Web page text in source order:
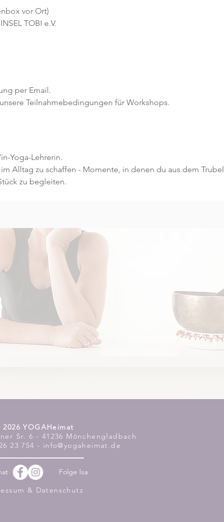
vor Ort)
TOBI e.V.
per Email.
Teilnahmebedingungen für Workshops.
Yoga-Lehrerin.
Alltag zu schaffen - Momente, in denen du aus dem Trubel
zu begleiten.
YOGAHeimat
Sr. 6 - 41236 Mönchengladbach
23 754 - info@yogaheimat.de
Folge Isa
& Datenschutz